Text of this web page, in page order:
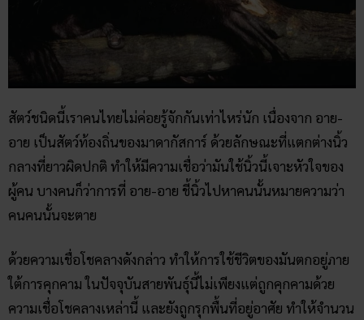
กลางที่ยาวผิดปกติ ทำให้มีความเชื่อว่ามันใช้นิ้วนี้เจาะหัวใจของ
ผู้คน บางคนก็ว่าการที่ อาย-อาย ชี้นิ้วไปหาคนนั้นหมายความว่า
คนคนนั้นจะตาย
ด้วยความเชื่อโชคลางดังกล่าว ทำให้การใช้ชีวิตของมันตกอยู่ภาย
ใต้การคุกคาม ในปัจจุบันสายพันธุ์นี้ไม่เพียงแต่ถูกคุกคามด้วย
ความเชื่อโชคลางเหล่านี้ และยังถูกรุกพื้นที่อยู่อาศัย ทำให้จำนวน
ของอาย-อายลดลงและใกล้สูญพันธุ์อย่างน่าสลดใจ
ตุ๊กแก